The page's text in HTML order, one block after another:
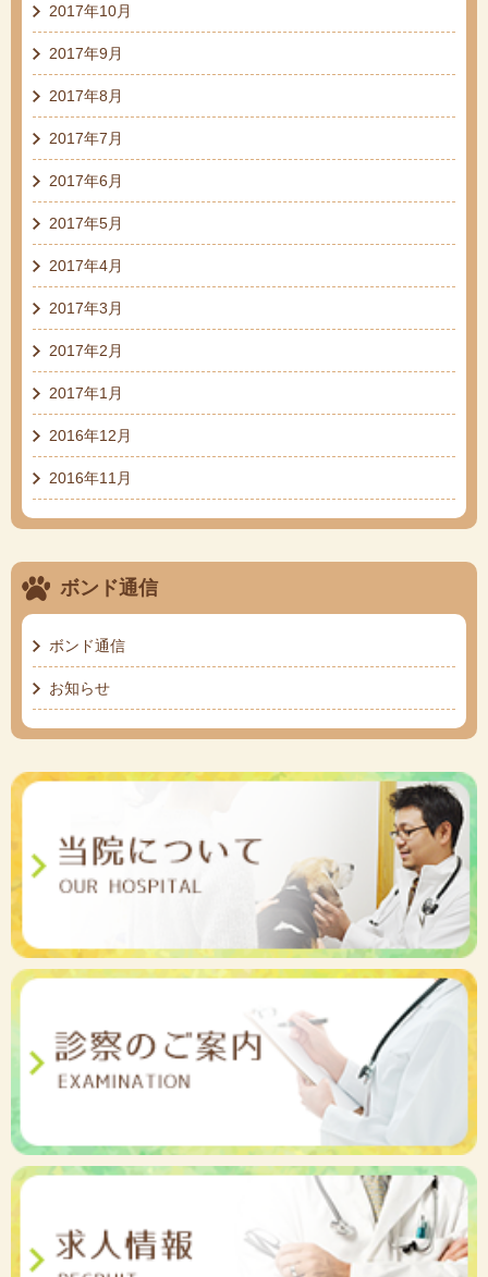
2017年10月
2017年9月
2017年8月
2017年7月
2017年6月
2017年5月
2017年4月
2017年3月
2017年2月
2017年1月
2016年12月
2016年11月
ボンド通信
ボンド通信
お知らせ